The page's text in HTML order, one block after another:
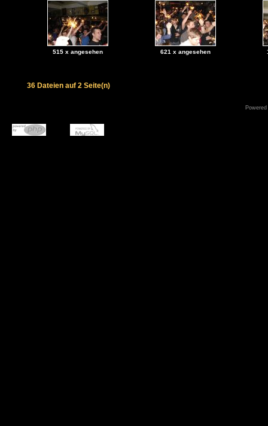
515 x angesehen 621 x angesehen
36 Dateien auf 2 Seite(n)